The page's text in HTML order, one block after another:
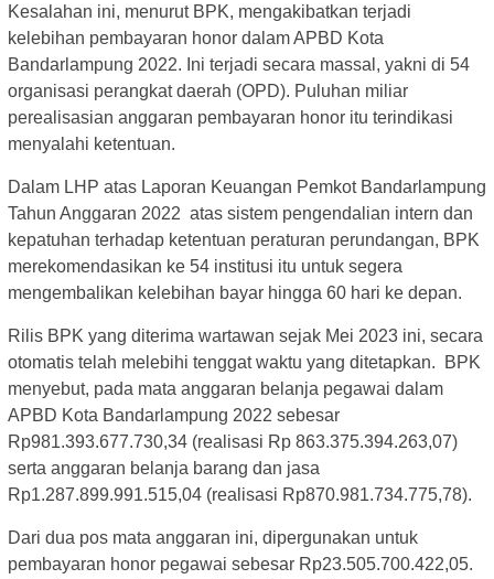
Kesalahan ini, menurut BPK, mengakibatkan terjadi
kelebihan pembayaran honor dalam APBD Kota
Bandarlampung 2022. Ini terjadi secara massal, yakni di 54
organisasi perangkat daerah (OPD). Puluhan miliar
perealisasian anggaran pembayaran honor itu terindikasi
menyalahi ketentuan.
Dalam LHP atas Laporan Keuangan Pemkot Bandarlampung
Tahun Anggaran 2022 atas sistem pengendalian intern dan
kepatuhan terhadap ketentuan peraturan perundangan, BPK
merekomendasikan ke 54 institusi itu untuk segera
mengembalikan kelebihan bayar hingga 60 hari ke depan.
Rilis BPK yang diterima wartawan sejak Mei 2023 ini, secara
otomatis telah melebihi tenggat waktu yang ditetapkan. BPK
menyebut, pada mata anggaran belanja pegawai dalam
APBD Kota Bandarlampung 2022 sebesar
Rp981.393.677.730,34 (realisasi Rp 863.375.394.263,07)
serta anggaran belanja barang dan jasa
Rp1.287.899.991.515,04 (realisasi Rp870.981.734.775,78).
Dari dua pos mata anggaran ini, dipergunakan untuk
pembayaran honor pegawai sebesar Rp23.505.700.422,05.